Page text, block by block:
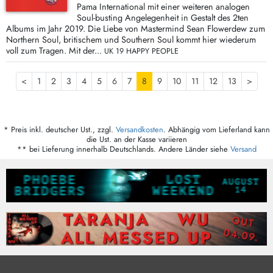
Pama International mit einer weiteren analogen
Soul-busting Angelegenheit in Gestalt des 2ten
Albums im Jahr 2019. Die Liebe von Mastermind Sean Flowerdew zum
Northern Soul, britischem und Southern Soul kommt hier wiederum
voll zum Tragen. Mit der... UK 19 HAPPY PEOPLE
< 1 2 3 4 5 6 7 8 9 10 11 12 13 >
* Preis inkl. deutscher Ust., zzgl. Versandkosten. Abhängig vom Lieferland kann
die Ust. an der Kasse variieren
** bei Lieferung innerhalb Deutschlands. Andere Länder siehe Versand